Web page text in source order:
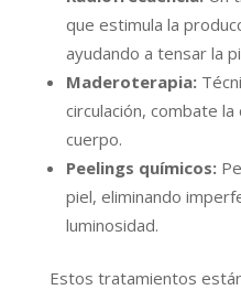
que estimula la
ayudando a tensar la
Maderoterapia:
circulación, combate
cuerpo.
Peelings químicos:
piel, eliminando
luminosidad.
Estos tratamientos